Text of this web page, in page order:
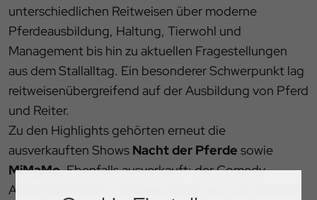
unterschiedlichen Reitweisen über moderne
Pferdeausbildung, Haltung, Tierwohl und
Management bis hin zu aktuellen Fragestellungen
aus dem Stallalltag. Ein besonderer Schwerpunkt lag
reitweisenübergreifend auf der Ausbildung von Pferd
und Reiter.
Zu den Highlights gehörten erneut die
ausverkauften Shows Nacht der Pferde sowie
MiMaMo. Ebenfalls ausverkauft: der Comedy-
Abend mit Patrick Thomalla sowie der Live-Podcast